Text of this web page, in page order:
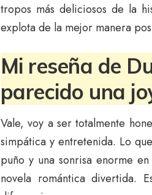
tropos más deliciosos de la
explota de la mejor manera
Mi reseña de
parecido una
Vale, voy a ser totalmente
simpática y entretenida. Lo
puño y una sonrisa enorme
novela romántica divertida.